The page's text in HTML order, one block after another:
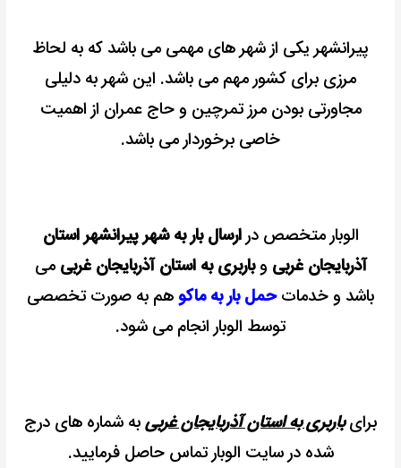
پیرانشهر یکی از شهر های مهمی می باشد که به لحاظ
مرزی برای کشور مهم می باشد. این شهر به دلیلی
مجاورتی بودن مرز تمرچین و حاج عمران از اهمیت
خاصی برخوردارمی باشد.
الوبار متخصص درارسال بار به شهر پیرانشهر استان
آذربایجان غربی وباربری به استان آذربایجان غربی می
باشد و خدماتحمل بار به ماکوهم به صورت تخصصی
توسط الوبار انجام می شود.
برایباربری به استان آذربایجان غربیبه شماره های درج
شده در سایت الوبار تماس حاصل فرمایید.